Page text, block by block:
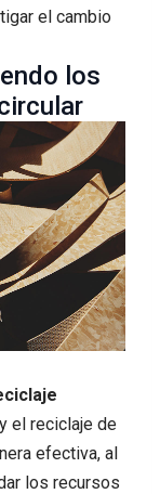
el cambio
los
el reciclaje de
efectiva, al
los recursos